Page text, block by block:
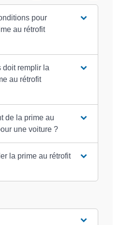
pour
au rétrofit
doit remplir la
au rétrofit
de la prime au
une voiture ?
la prime au rétrofit